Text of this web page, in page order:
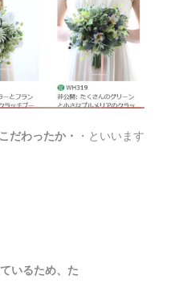
だわったか・
・といいます
いるため、た